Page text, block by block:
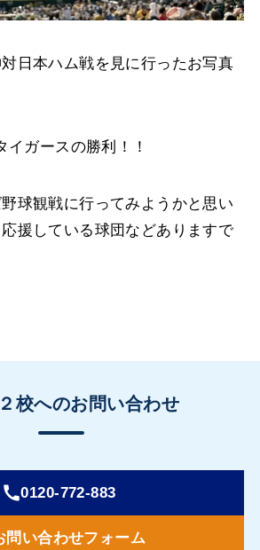
日本ハム戦を見に行ったお写真
ガースの勝利！！
球観戦に行ってみようかと思い
援している球団などありますで
校へのお問い合わせ
0120-772-883
問い合わせフォーム